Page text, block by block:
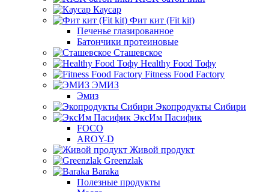
Каусар
Фит кит (Fit kit)
Печенье глазированное
Батончики протеиновые
Сташевское
Healthy Food Тофу
Fitness Food Factory
ЭМИЗ
Эмиз
Экопродукты Сибири
ЭксИм Пасифик
FOCO
AROY-D
Живой продукт
Greenzlak
Baraka
Полезные продукты